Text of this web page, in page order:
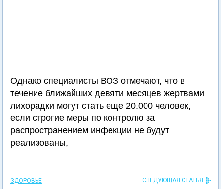
Однако специалисты ВОЗ отмечают, что в
течение ближайших девяти месяцев жертвами
лихорадки могут стать еще 20.000 человек,
если строгие меры по контролю за
распространением инфекции не будут
реализованы,
ЗДОРОВЬЕ СЛЕДУЮЩАЯ СТАТЬЯ